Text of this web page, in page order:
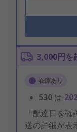
3,000円を
在庫あり
530 は
「配達日を
送の詳細が表